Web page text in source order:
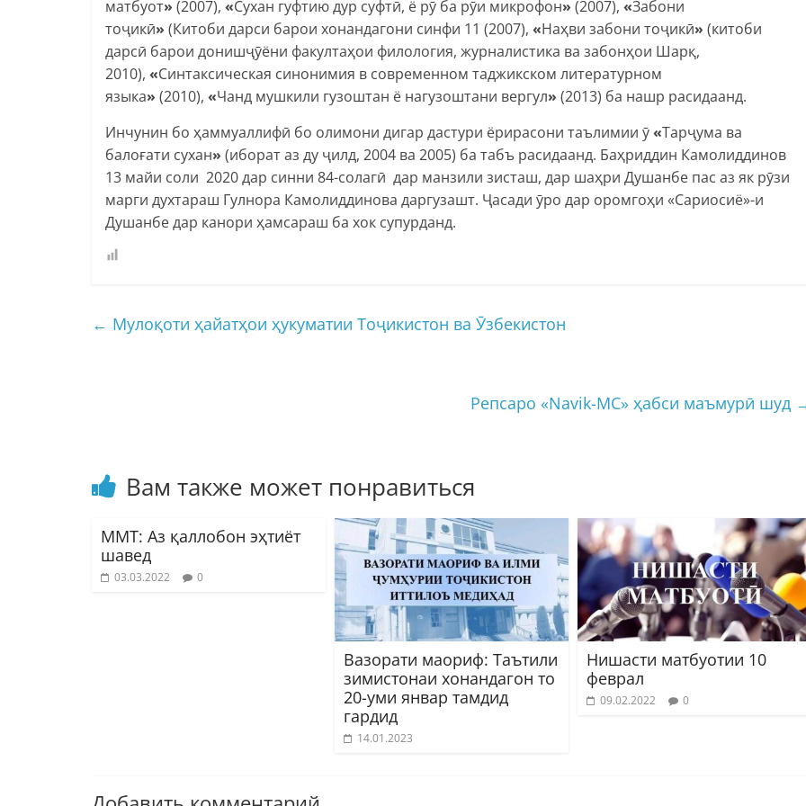
матбуот» (2007), «Сухан гуфтию дур суфтӣ, ё рӯ ба рӯи микрофон» (2007), «Забони
тоҷикӣ» (Китоби дарси барои хонандагони синфи 11 (2007), «Наҳви забони тоҷикӣ» (китоби
дарсӣ барои донишҷӯёни факултаҳои филология, журналистика ва забонҳои Шарқ,
2010), «Синтаксическая синонимия в современном таджикском литературном
языка» (2010), «Чанд мушкили гузоштан ё нагузоштани вергул» (2013) ба нашр расидаанд.
Инчунин бо ҳаммуаллифӣ бо олимони дигар дастури ёрирасони таълимии ӯ«Тарҷума ва
балоғати сухан» (иборат аз ду ҷилд, 2004 ва 2005) ба табъ расидаанд. Баҳриддин Камолиддинов
13 майи соли 2020 дар синни 84-солагӣ дар манзили зисташ, дар шаҳри Душанбе пас аз як рӯзи
марги духтараш Гулнора Камолиддинова даргузашт. Ҷасади ӯро дар оромгоҳи «Сариосиё»-и
Душанбе дар канори ҳамсараш ба хок супурданд.
← Мулоқоти ҳайатҳои ҳукуматии Тоҷикистон ва Ӯзбекистон
Репсаро «Navik-MC» ҳабси маъмурӣ шуд
Вам также может понравиться
ММТ: Аз қаллобон эҳтиёт
шавед
03.03.2022 0
Вазорати маориф: Таътили
зимистонаи хонандагон то
20-уми январ тамдид
гардид
14.01.2023
Нишасти матбуотии 10
феврал
09.02.2022 0